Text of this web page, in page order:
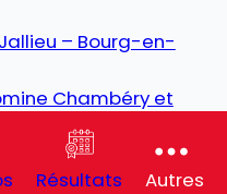
– Bourg-en-
Chambéry et
de Paris)
Résultats Autres